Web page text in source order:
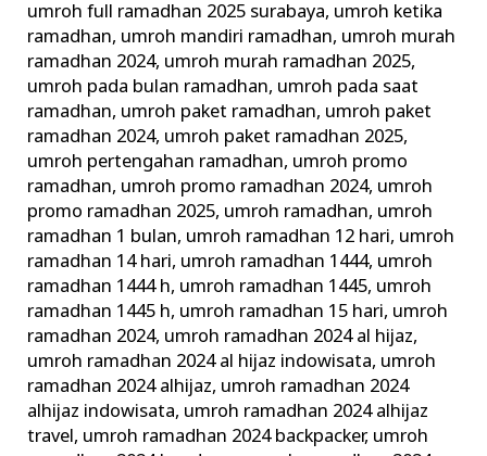
umroh full ramadhan 2025 surabaya, umroh ketika
ramadhan, umroh mandiri ramadhan, umroh murah
ramadhan 2024, umroh murah ramadhan 2025,
umroh pada bulan ramadhan, umroh pada saat
ramadhan, umroh paket ramadhan, umroh paket
ramadhan 2024, umroh paket ramadhan 2025,
umroh pertengahan ramadhan, umroh promo
ramadhan, umroh promo ramadhan 2024, umroh
promo ramadhan 2025, umroh ramadhan, umroh
ramadhan 1 bulan, umroh ramadhan 12 hari, umroh
ramadhan 14 hari, umroh ramadhan 1444, umroh
ramadhan 1444 h, umroh ramadhan 1445, umroh
ramadhan 1445 h, umroh ramadhan 15 hari, umroh
ramadhan 2024, umroh ramadhan 2024 al hijaz,
umroh ramadhan 2024 al hijaz indowisata, umroh
ramadhan 2024 alhijaz, umroh ramadhan 2024
alhijaz indowisata, umroh ramadhan 2024 alhijaz
travel, umroh ramadhan 2024 backpacker, umroh